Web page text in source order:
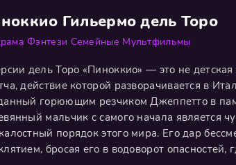
Гильермо дель Торо
Фэнтези Семейные Мультфильмы
дель Торо «Пиноккио» — это не детская
действие которой разворачивается в
горюющим резчиком Джеппетто в
мальчик с самого начала является
порядок этого мира. Его дар
бросая его в водоворот опасностей,